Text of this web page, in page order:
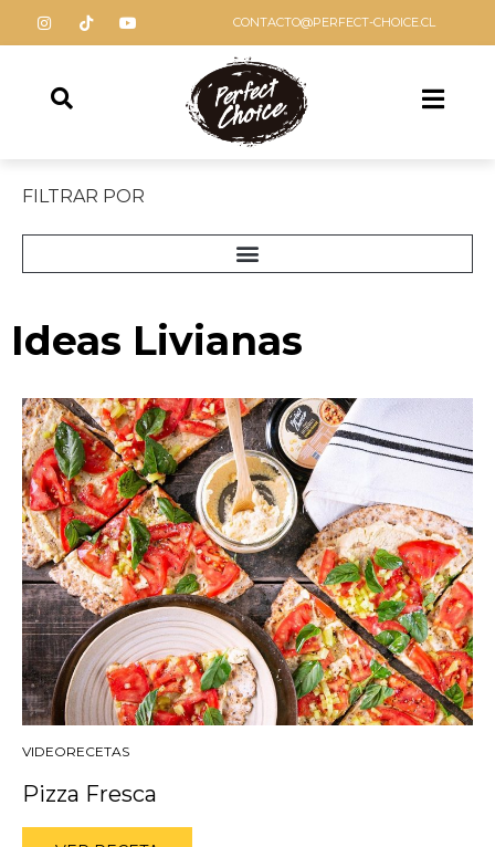
CONTACTO@PERFECT-CHOICE.CL
Ideas Livianas
VIDEORECETAS
Pizza Fresca
FILTRAR POR